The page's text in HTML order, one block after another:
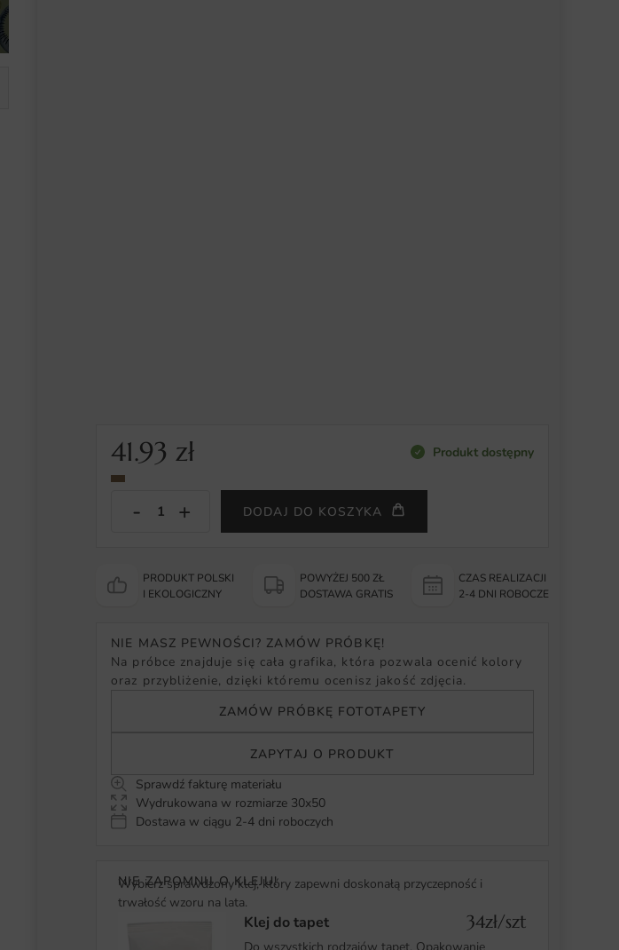
41.93zł Produkt dostępny
DODAJ DO KOSZYKA
PRODUKT POLSKI
I EKOLOGICZNY
POWYŻEJ 500 ZŁ
DOSTAWA GRATIS
CZAS REALIZACJI
2-4 DNI ROBOCZE
NIE MASZ PEWNOŚCI? ZAMÓW PRÓBKĘ!
Na próbce znajduje się cała grafika, która pozwala ocenić kolory
oraz przybliżenie, dzięki któremu ocenisz jakość zdjęcia.
ZAMÓW PRÓBKĘ FOTOTAPETY
ZAPYTAJ O PRODUKT
Sprawdź fakturę materiału
Wydrukowana w rozmiarze 30x50
Dostawa w ciągu 2-4 dni roboczych
NIE ZAPOMNIJ O KLEJU!
Wybierz sprawdzony klej, który zapewni doskonałą przyczepność i
trwałość wzoru na lata.
Klej do tapet 34zł/szt